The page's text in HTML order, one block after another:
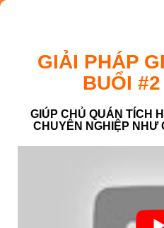
GIẢI PHÁP
BUỔI
GIÚP CHỦ QUÁN TÍCH
CHUYÊN NGHIỆP NHƯ